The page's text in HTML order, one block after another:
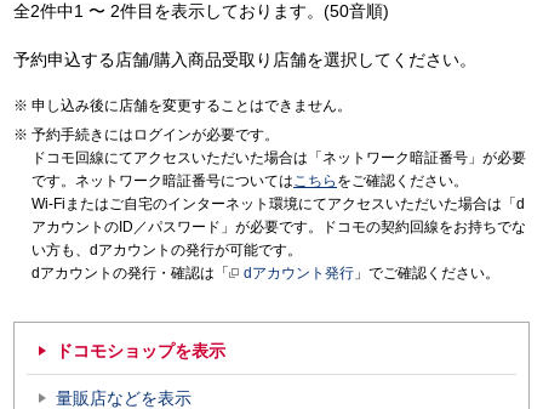
全2件中1 〜 2件目を表示しております。(50音順)
予約申込する店舗/購入商品受取り店舗を選択してください。
申し込み後に店舗を変更することはできません。
予約手続きにはログインが必要です。
ドコモ回線にてアクセスいただいた場合は「ネットワーク暗証番号」が必要
です。ネットワーク暗証番号についてはこちら をご確認ください。
Wi-Fiまたはご自宅のインターネット環境にてアクセスいただいた場合は「d
アカウントのID／パスワード」が必要です。ドコモの契約回線をお持ちでな
い方も、dアカウントの発行が可能です。
dアカウントの発行・確認は「
dアカウント発行 」でご確認ください。
ドコモショップを表示
量販店などを表示